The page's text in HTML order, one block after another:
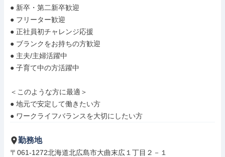
● 新卒・第二新卒歓迎
● フリーター歓迎
● 正社員初チャレンジ応援
● ブランクをお持ちの方歓迎
● 主夫/主婦活躍中
● 子育て中の方活躍中
＜このような方に最適＞
● 地元で安定して働きたい方
● ワークライフバランスを大切にしたい方
勤務地
〒061-1272北海道北広島市大曲末広１丁目２－１